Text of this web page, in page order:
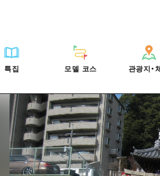
특집
이클링
포츠
배움과 체험
기준
역사/문화
모델 코스
식 가이드
Travel
히로시마시 주변
아키(安芸)
빈고(備後)
관광지・
목록
히로시마시
아키(安芸)
픽 요약
외국인 여
자원봉사 가
기준
역사/문화
자연
아키(安芸)
빈고(備後)
게이호쿠(芸北)
미야지마(宮島) 주변
야마구치(山口)현 동부
히로시마시 주변
아키(安芸)
비북(備北)
게이호쿠(芸北)
미야지마(宮島) 주변
야마구치(山口)현 동부
여행자용 거리 관광안내소
가이드
질문
재
관